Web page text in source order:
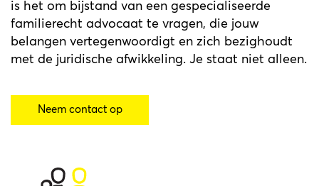
is het om bijstand van een gespecialiseerde
familierecht advocaat te vragen, die jouw
belangen vertegenwoordigt en zich bezighoudt
met de juridische afwikkeling. Je staat niet alleen.
Neem contact op